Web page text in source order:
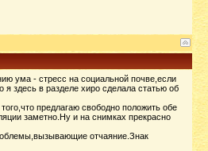
ума - стресс на социальной почве,если
здесь в разделе хиро сделала статью об
предлагаю свободно положить обе
заметно.Ну и на снимках прекрасно
отчаяние.Знак